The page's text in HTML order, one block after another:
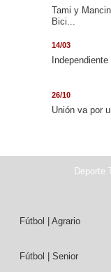
Tami y
Bici...
14/03
26/10
Unión va por
Deporte
Fútbol | Agrario
Fútbol | Senior